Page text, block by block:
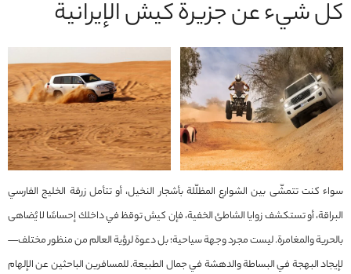
كل شيء عن جزيرة كيش الإيرانية
سواء كنت تتمشّى بين الشوارع المظلّلة بأشجار النخيل، أو تتأمل زرقة الخليج الفارسي
البراقة، أو تستكشف زوايا الشاطئ الخفية، فإن كيش توقظ في داخلك إحساسًا لا يُضاهى
بالحرية والمغامرة. ليست مجرد وجهة سياحية؛ بل دعوة لرؤية العالم من منظور مختلف—
لإيجاد البهجة في البساطة والدهشة في جمال الطبيعة. للمسافرين الباحثين عن الإلهام